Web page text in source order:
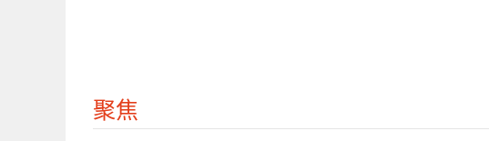
聚焦